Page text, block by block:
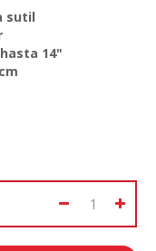
sutil
14"